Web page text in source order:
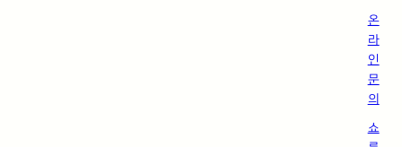
온
라
인
문
의
쇼